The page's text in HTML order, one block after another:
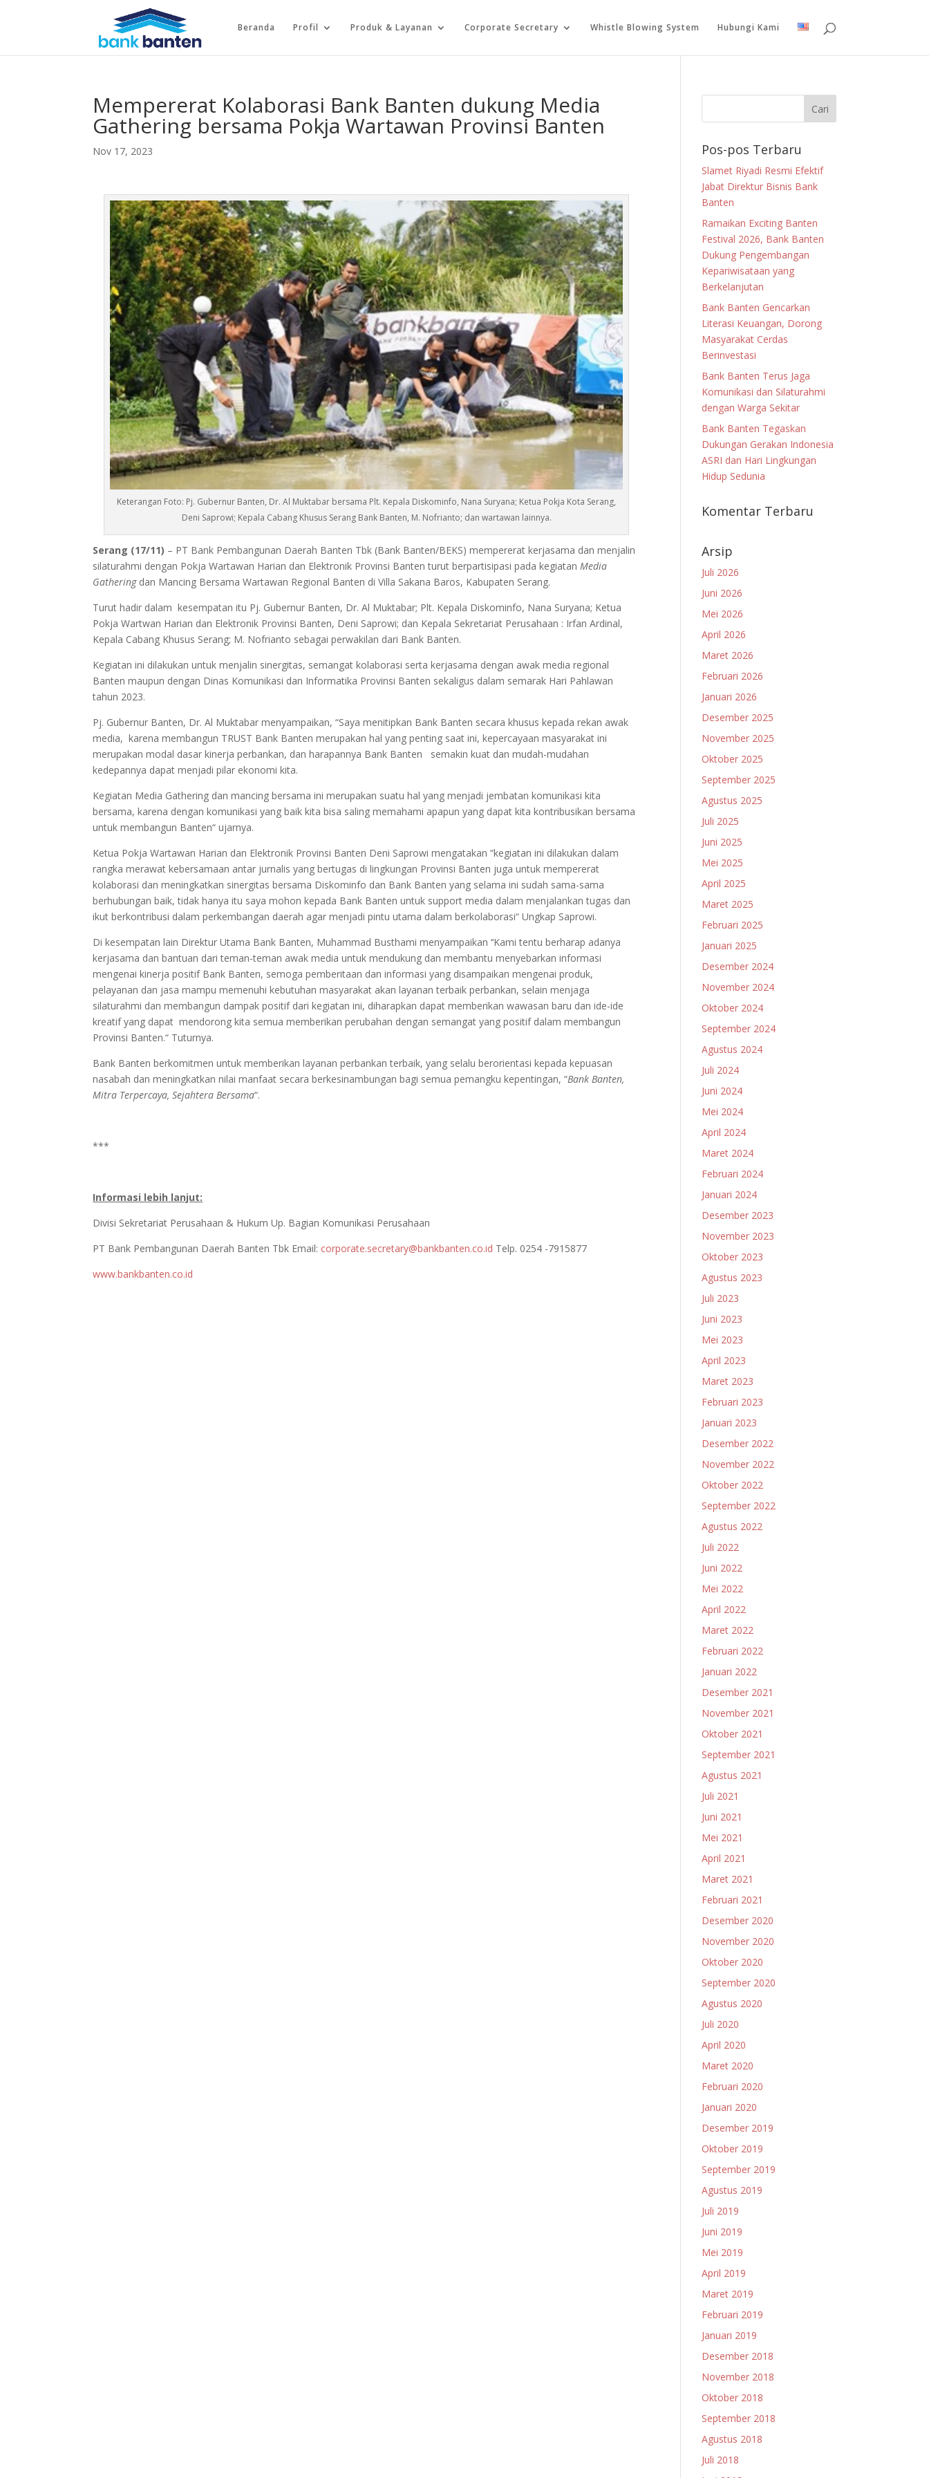
Beranda Profil Produk & Layanan Corporate Secretary Whistle Blowing System Hubungi Kami
Mempererat Kolaborasi Bank Banten dukung Media
Gathering bersama Pokja Wartawan Provinsi Banten
Nov 17, 2023
Keterangan Foto: Pj. Gubernur Banten, Dr. Al Muktabar bersama Plt. Kepala Diskominfo, Nana Suryana; Ketua Pokja Kota Serang,
Deni Saprowi; Kepala Cabang Khusus Serang Bank Banten, M. Nofrianto; dan wartawan lainnya.
Serang (17/11) – PT Bank Pembangunan Daerah Banten Tbk (Bank Banten/BEKS) mempererat kerjasama dan menjalin
silaturahmi dengan Pokja Wartawan Harian dan Elektronik Provinsi Banten turut berpartisipasi pada kegiatan Media
Gathering dan Mancing Bersama Wartawan Regional Banten di Villa Sakana Baros, Kabupaten Serang.
Turut hadir dalam kesempatan itu Pj. Gubernur Banten, Dr. Al Muktabar; Plt. Kepala Diskominfo, Nana Suryana; Ketua
Pokja Wartwan Harian dan Elektronik Provinsi Banten, Deni Saprowi; dan Kepala Sekretariat Perusahaan : Irfan Ardinal,
Kepala Cabang Khusus Serang; M. Nofrianto sebagai perwakilan dari Bank Banten.
Kegiatan ini dilakukan untuk menjalin sinergitas, semangat kolaborasi serta kerjasama dengan awak media regional
Banten maupun dengan Dinas Komunikasi dan Informatika Provinsi Banten sekaligus dalam semarak Hari Pahlawan
tahun 2023.
Pj. Gubernur Banten, Dr. Al Muktabar menyampaikan, “Saya menitipkan Bank Banten secara khusus kepada rekan awak
media, karena membangun TRUST Bank Banten merupakan hal yang penting saat ini, kepercayaan masyarakat ini
merupakan modal dasar kinerja perbankan, dan harapannya Bank Banten semakin kuat dan mudah-mudahan
kedepannya dapat menjadi pilar ekonomi kita.
Kegiatan Media Gathering dan mancing bersama ini merupakan suatu hal yang menjadi jembatan komunikasi kita
bersama, karena dengan komunikasi yang baik kita bisa saling memahami apapun yang dapat kita kontribusikan bersama
untuk membangun Banten“ ujarnya.
Ketua Pokja Wartawan Harian dan Elektronik Provinsi Banten Deni Saprowi mengatakan “kegiatan ini dilakukan dalam
rangka merawat kebersamaan antar jurnalis yang bertugas di lingkungan Provinsi Banten juga untuk mempererat
kolaborasi dan meningkatkan sinergitas bersama Diskominfo dan Bank Banten yang selama ini sudah sama-sama
berhubungan baik, tidak hanya itu saya mohon kepada Bank Banten untuk support media dalam menjalankan tugas dan
ikut berkontribusi dalam perkembangan daerah agar menjadi pintu utama dalam berkolaborasi“ Ungkap Saprowi.
Di kesempatan lain Direktur Utama Bank Banten, Muhammad Busthami menyampaikan ‘‘Kami tentu berharap adanya
kerjasama dan bantuan dari teman-teman awak media untuk mendukung dan membantu menyebarkan informasi
mengenai kinerja positif Bank Banten, semoga pemberitaan dan informasi yang disampaikan mengenai produk,
pelayanan dan jasa mampu memenuhi kebutuhan masyarakat akan layanan terbaik perbankan, selain menjaga
silaturahmi dan membangun dampak positif dari kegiatan ini, diharapkan dapat memberikan wawasan baru dan ide-ide
kreatif yang dapat mendorong kita semua memberikan perubahan dengan semangat yang positif dalam membangun
Provinsi Banten.“ Tuturnya.
Bank Banten berkomitmen untuk memberikan layanan perbankan terbaik, yang selalu berorientasi kepada kepuasan
nasabah dan meningkatkan nilai manfaat secara berkesinambungan bagi semua pemangku kepentingan, “Bank Banten,
Mitra Terpercaya, Sejahtera Bersama“.
***
Informasi lebih lanjut:
Divisi Sekretariat Perusahaan & Hukum Up. Bagian Komunikasi Perusahaan
PT Bank Pembangunan Daerah Banten Tbk Email: corporate.secretary@bankbanten.co.id Telp. 0254 -7915877
www.bankbanten.co.id
Pos-pos Terbaru
Slamet Riyadi Resmi Efektif
Jabat Direktur Bisnis Bank
Banten
Ramaikan Exciting Banten
Festival 2026, Bank Banten
Dukung Pengembangan
Kepariwisataan yang
Berkelanjutan
Bank Banten Gencarkan
Literasi Keuangan, Dorong
Masyarakat Cerdas
Berinvestasi
Bank Banten Terus Jaga
Komunikasi dan Silaturahmi
dengan Warga Sekitar
Bank Banten Tegaskan
Dukungan Gerakan Indonesia
ASRI dan Hari Lingkungan
Hidup Sedunia
Komentar Terbaru
Arsip
Juli 2026
Juni 2026
Mei 2026
April 2026
Maret 2026
Februari 2026
Januari 2026
Desember 2025
November 2025
Oktober 2025
September 2025
Agustus 2025
Juli 2025
Juni 2025
Mei 2025
April 2025
Maret 2025
Februari 2025
Januari 2025
Desember 2024
November 2024
Oktober 2024
September 2024
Agustus 2024
Juli 2024
Juni 2024
Mei 2024
April 2024
Maret 2024
Februari 2024
Januari 2024
Desember 2023
November 2023
Oktober 2023
Agustus 2023
Juli 2023
Juni 2023
Mei 2023
April 2023
Maret 2023
Februari 2023
Januari 2023
Desember 2022
November 2022
Oktober 2022
September 2022
Agustus 2022
Juli 2022
Juni 2022
Mei 2022
April 2022
Maret 2022
Februari 2022
Januari 2022
Desember 2021
November 2021
Oktober 2021
September 2021
Agustus 2021
Juli 2021
Juni 2021
Mei 2021
April 2021
Maret 2021
Februari 2021
Desember 2020
November 2020
Oktober 2020
September 2020
Agustus 2020
Juli 2020
April 2020
Maret 2020
Februari 2020
Januari 2020
Desember 2019
Oktober 2019
September 2019
Agustus 2019
Juli 2019
Juni 2019
Mei 2019
April 2019
Maret 2019
Februari 2019
Januari 2019
Desember 2018
November 2018
Oktober 2018
September 2018
Agustus 2018
Juli 2018